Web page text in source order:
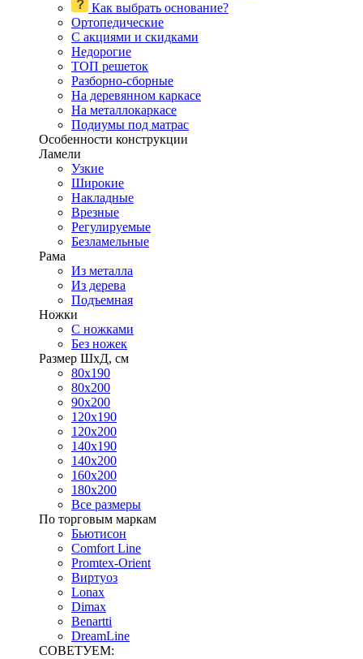
Как выбрать основание?
Ортопедические
С акциями и скидками
Недорогие
ТОП решеток
Разборно-сборные
На деревянном каркасе
На металлокаркасе
Подиумы под матрас
Особенности конструкции
Ламели
Узкие
Широкие
Накладные
Врезные
Регулируемые
Безламельные
Рама
Из металла
Из дерева
Подъемная
Ножки
С ножками
Без ножек
Размер ШхД, см
80х190
80х200
90х200
120х190
120х200
140х190
140х200
160х200
180х200
Все размеры
По торговым маркам
Бьютисон
Comfort Line
Promtex-Orient
Виртуоз
Lonax
Dimax
Benartti
DreamLine
СОВЕТУЕМ: